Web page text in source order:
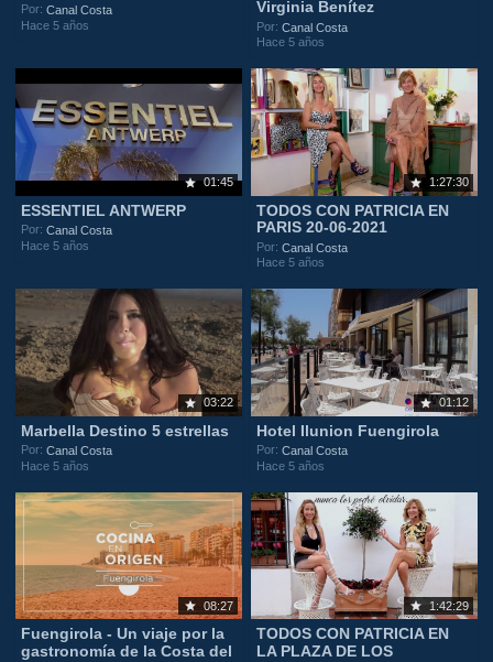
Por:Canal Costa
Hace 5 años
Virginia Benítez
Por:Canal Costa
Hace 5 años
01:45
ESSENTIEL ANTWERP
Por:Canal Costa
Hace 5 años
1:27:30
TODOS CON PATRICIA EN
PARIS 20-06-2021
Por:Canal Costa
Hace 5 años
03:22
Marbella Destino 5 estrellas
Por:Canal Costa
Hace 5 años
01:12
Hotel Ilunion Fuengirola
Por:Canal Costa
Hace 5 años
08:27
Fuengirola - Un viaje por la
gastronomía de la Costa del
1:42:29
TODOS CON PATRICIA EN
LA PLAZA DE LOS